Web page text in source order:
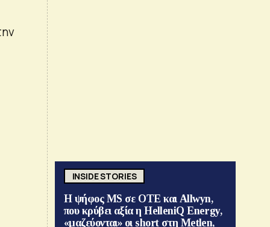
INSIDE STORIES
Η ψήφος MS σε ΟΤΕ και Allwyn,
που κρύβει αξία η HelleniQ Energy,
«μαζεύονται» οι short στη Metlen,